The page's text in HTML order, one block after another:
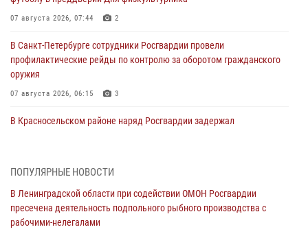
07 августа 2026, 07:44 2
В Санкт-Петербурге сотрудники Росгвардии провели
профилактические рейды по контролю за оборотом гражданского
оружия
07 августа 2026, 06:15 3
В Красносельском районе наряд Росгвардии задержал
06 августа 2026, 13:39 1
В Центральном районе росгвардейцы оперативно задержали
хулигана, стрелявшего из пускового устройства рядом с жилыми
домами
ПОПУЛЯРНЫЕ НОВОСТИ
В Ленинградской области при содействии ОМОН Росгвардии
пресечена деятельность подпольного рыбного производства с
рабочими-нелегалами